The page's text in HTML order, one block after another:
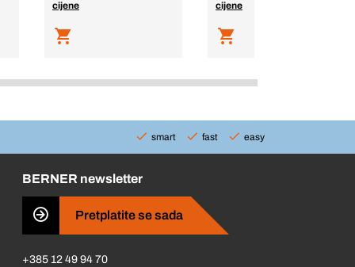
cijene
cijene
smart fast easy
BERNER newsletter
Pretplatite se sada
+385 12 49 94 70